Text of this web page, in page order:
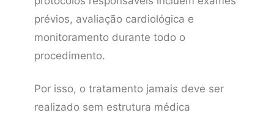
prévios, avaliação cardiológica e
monitoramento durante todo o
procedimento.
Por isso, o tratamento jamais deve ser
realizado sem estrutura médica